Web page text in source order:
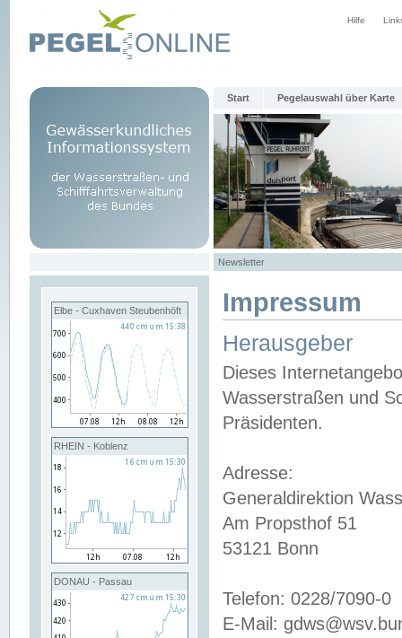
Hilfe
Start Pegelauswahl über Karte
Newsletter
Elbe - Cuxhaven Steubenhöft
RHEIN - Koblenz
DONAU - Passau
Impressum
Herausgeber
Dieses
Wasserstraßen und
Präsidenten.
Adresse:
Generaldirektion
Am Propsthof 51
53121 Bonn
Telefon: 0228/7090-0
E-Mail: